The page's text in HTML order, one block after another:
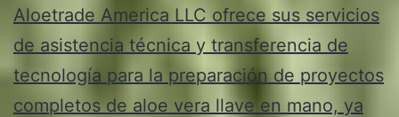
Aloetrade America LLC ofrece sus servicios
de asistencia técnica y transferencia de
tecnología para la preparación de proyectos
completos de aloe vera llave en mano, ya